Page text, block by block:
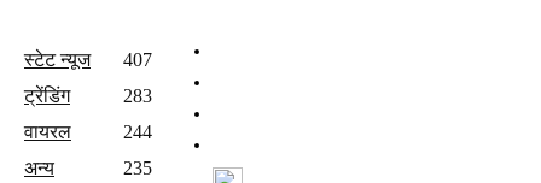
स्टेट न्यूज
407
ट्रेंडिंग
283
वायरल
244
अन्य
235